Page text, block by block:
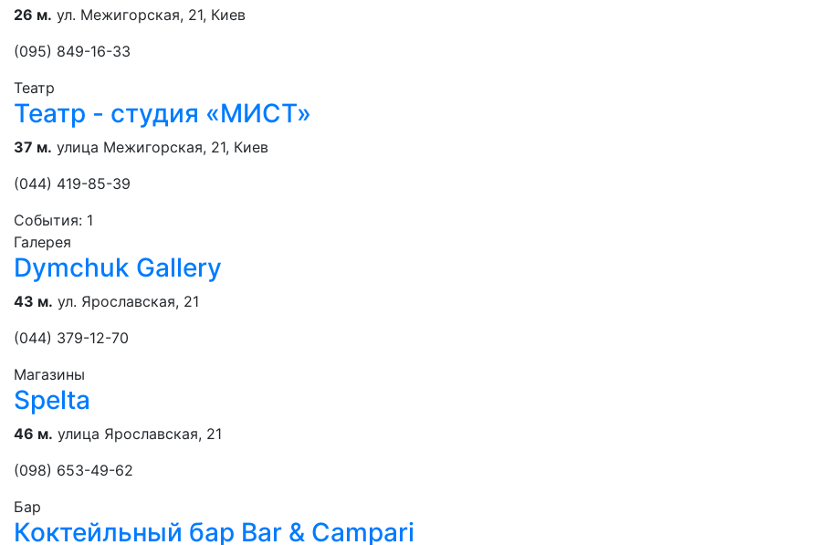
26 м. ул. Межигорская, 21, Киев
(095) 849-16-33
Театр
Театр - студия «МИСТ»
37 м. улица Межигорская, 21, Киев
(044) 419-85-39
События: 1
Галерея
Dymchuk Gallery
43 м. ул. Ярославская, 21
(044) 379-12-70
Магазины
Spelta
46 м. улица Ярославская, 21
(098) 653-49-62
Бар
Коктейльный бар Bar & Campari